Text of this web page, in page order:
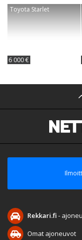
Toyota Starlet
6 000 €
Rekkari.fi-
Omat ajoneuvot